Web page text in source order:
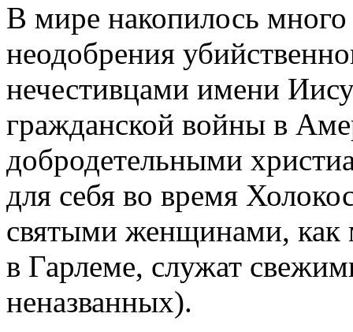
В мире накопилось
неодобрения
нечестивцами имени
гражданской войны в
добродетельными
для себя во время
святыми женщинами, как
в Гарлеме, служат
неназванных).